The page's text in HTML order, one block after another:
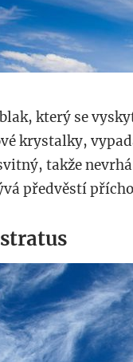
který se
krystalky,
takže
předvěstí